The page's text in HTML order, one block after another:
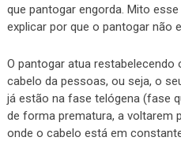
que pantogar engorda. Mito
explicar por que o pantogar não
O pantogar atua
cabelo da pessoas, ou seja, o
já estão na fase telógena (fase
de forma prematura, a voltarem
onde o cabelo está em